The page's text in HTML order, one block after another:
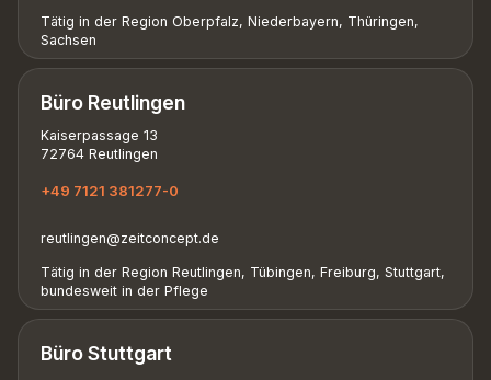
Tätig in der Region Oberpfalz, Niederbayern, Thüringen,
Sachsen
Büro Reutlingen
Kaiserpassage 13
72764 Reutlingen
+49 7121 381277-0
reutlingen@zeitconcept.de
Tätig in der Region Reutlingen, Tübingen, Freiburg, Stuttgart,
bundesweit in der Pflege
Büro Stuttgart